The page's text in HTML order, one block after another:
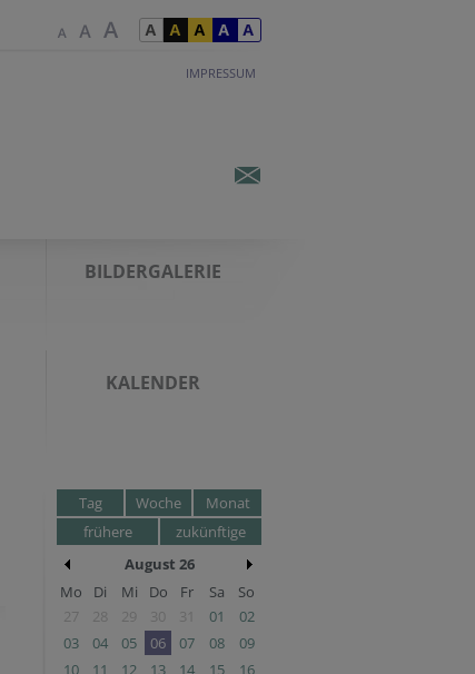
IMPRESSUM
BILDERGALERIE
KALENDER
Tag Woche
Monat
frühere
zukünftige
August 26
Mo
Di Mi Do Fr Sa
So
27
28 29 30 31 01
02
03
04 05 06 07 08
09
10
11 12 13 14 15
16